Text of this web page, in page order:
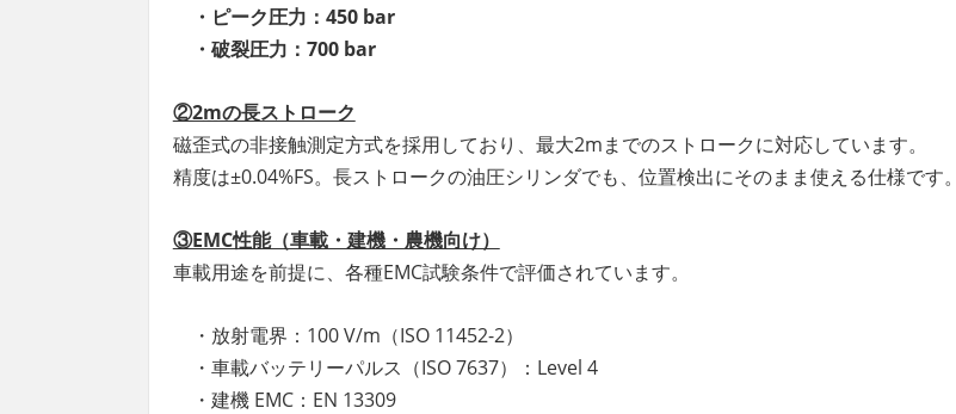
・ピーク圧力：450 bar
・ 破裂圧力：700 bar
②2mの長ストローク
磁歪式の非接触測定方式を採用しており、最大2mまでのストロークに対応しています。
精度は±0.04%FS。長ストロークの油圧シリンダでも、位置検出にそのまま使える仕様です。
③EMC性能（車載・建機・農機向け）
車載用途を前提に、各種EMC試験条件で評価されています。
・放射電界：100 V/m（ISO 11452-2）
・車載バッテリーパルス（ISO 7637）：Level 4
・建機 EMC：EN 13309